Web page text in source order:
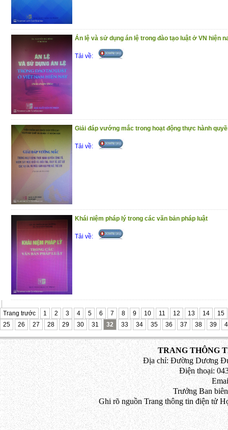
Trân trọng giới thiệu đến bạn đọc !
(10/12/2020)
Án lệ và sử dụng án lệ trong đào tạo luật ở VN hiện
Tải về:
Giải đáp vướng mắc trong hoạt động thực hành
Tải về:
Khái niệm pháp lý trong các văn bản pháp luật
Tải về:
Trang trước 1 2 3 4 5 6 7 8 9 10 11 12 13 14
15
25
26 27 28 29 30 31 32 33 34 35 36 37 38 39
TRANG THÔNG
Địa chỉ: Đường Dương
Điện thoại:
Trưởng Ban
Ghi rõ nguồn Trang thông tin điện tử